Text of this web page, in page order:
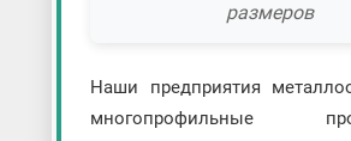
размеров
Наши предприятия
многопрофильные